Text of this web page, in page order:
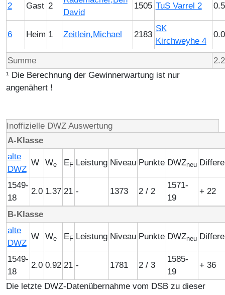
2 Gast 2
David
1505 TuS Varrel 2
6 Heim 1 Zeitlein,Michael 2183
SK
Kirchweyhe 4
Summe
¹ Die Berechnung der Gewinnerwartung ist nur
angenähert !
Inoffizielle DWZ Auswertung
A-Klasse
alte
DWZ
W We EF Leistung Niveau Punkte DWZneu
1549-
18
2.0 1.37 21 - 1373 2 / 2
1571-
19
+ 22
B-Klasse
alte
DWZ
W We EF Leistung Niveau Punkte DWZneu
1549-
18
2.0 0.92 21 - 1781 2 / 3
1585-
19
+ 36
Die letzte DWZ-Datenübernahme vom DSB zu dieser